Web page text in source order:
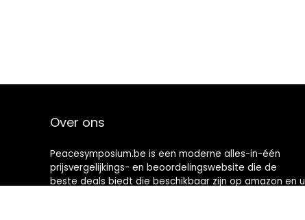
Over ons
Peacesymposium.be is een moderne alles-in-één
prijsvergelijkings- en beoordelingswebsite die de
beste deals biedt die beschikbaar zijn op amazon en u